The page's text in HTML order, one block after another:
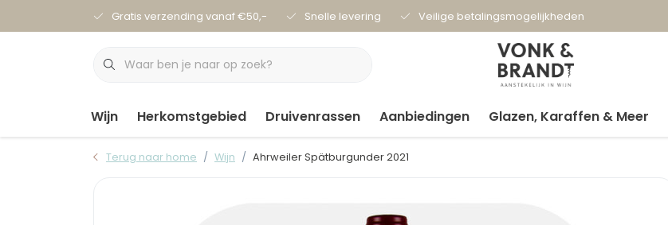
Gratis verzending vanaf €50,- Snelle levering Veilige betalingsmogelijkheden
Wijn Herkomstgebied Druivenrassen Aanbiedingen Glazen, Karaffen & Meer
Terug naar home Wijn Ahrweiler Spätburgunder 2021